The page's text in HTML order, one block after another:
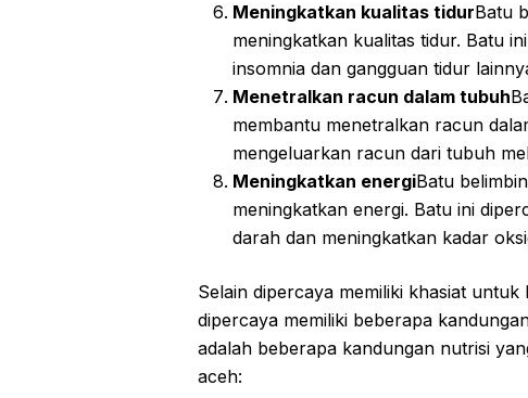
Meningkatkan kualitas tidurBatu
meningkatkan kualitas tidur. Batu
insomnia dan gangguan tidur
Menetralkan racun dalam tubuh
membantu menetralkan racun
mengeluarkan racun dari tubuh
Meningkatkan energiBatu
meningkatkan energi. Batu ini
darah dan meningkatkan kadar
Selain dipercaya memiliki khasiat
dipercaya memiliki beberapa
adalah beberapa kandungan nutrisi
aceh: